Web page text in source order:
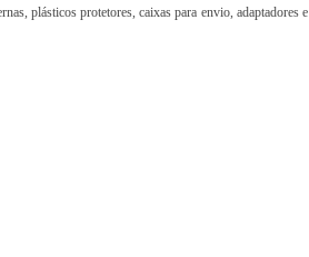
plásticos protetores, caixas para envio, adaptadores e